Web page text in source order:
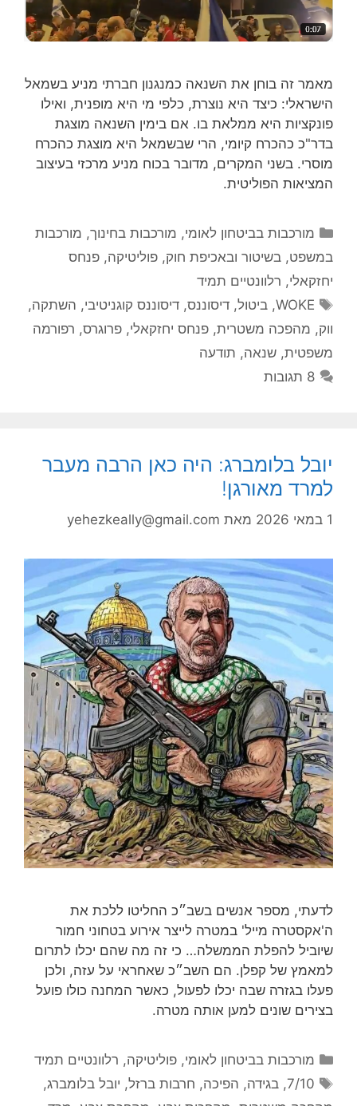
מאמר זה בוחן את השנאה כמנגנון חברתי מניע בשמאל
הישראלי: כיצד היא נוצרת, כלפי מי היא מופנית, ואילו
פונקציות היא ממלאת בו. אם בימין השנאה מוצגת
בדר"כ כהכרח קיומי, הרי שבשמאל היא מוצגת כהכרח
מוסרי. בשני המקרים, מדובר בכוח מניע מרכזי בעיצוב
המציאות הפוליטית.
קטגוריות
מורכבות בביטחון לאומי, מורכבות בחינוך, מורכבות
במשפט, בשיטור ובאכיפת חוק, פוליטיקה, פנחס
יחזקאלי, רלוונטיים תמיד
תגיות
WOKE
,ביטול,דיסוננס,דיסוננס קוגניטיבי, השתקה,
ווק, מהפכה משטרית, פנחס יחזקאלי, פרוגרס, רפורמה
משפטית, שנאה, תודעה
8 תגובות
יובל בלומברג: היה כאן הרבה מעבר
למרד מאורגן!
1 במאי 2026 מאת yehezkeally@gmail.com
לדעתי, מספר אנשים בשב״כ החליטו ללכת את
ה'אקסטרה מייל' במטרה לייצר אירוע בטחוני חמור
שיוביל להפלת הממשלה… כי זה מה שהם יכלו לתרום
למאמץ של קפלן. הם השב״כ שאחראי על עזה, ולכן
פעלו בגזרה שבה יכלו לפעול, כאשר המחנה כולו פועל
בצירים שונים למען אותה מטרה.
קטגוריות
מורכבות בביטחון לאומי,פוליטיקה, רלוונטיים תמיד
תגיות
7/10
,בגידה, הפיכה, חרבות ברזל, יובל בלומברג,